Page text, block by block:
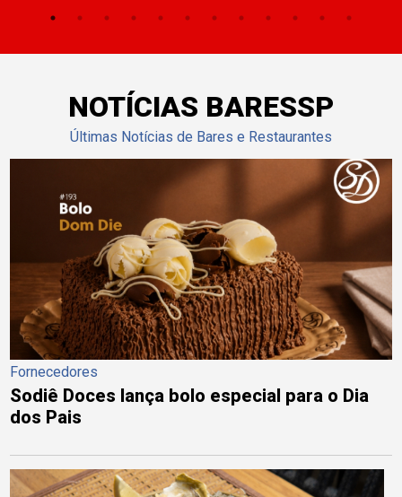
NOTÍCIAS BARESSP
Últimas Notícias de Bares e Restaurantes
Fornecedores
Sodiê Doces lança bolo especial para o Dia
dos Pais